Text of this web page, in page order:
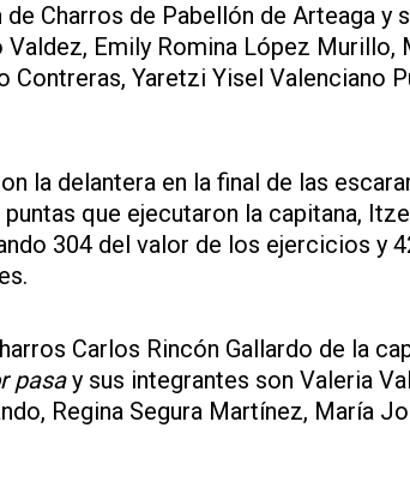
Charros de Pabellón de Arteaga y
Emily Romina López Murillo,
Contreras, Yaretzi Yisel Valenciano
la delantera en la final de las
que ejecutaron la capitana,
304 del valor de los ejercicios y
Carlos Rincón Gallardo de la
pasay sus integrantes son Valeria
Regina Segura Martínez, María